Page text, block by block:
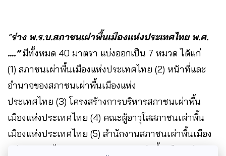
“ร่าง พ.ร.บ.สภาชนเผ่าพื้นเมืองแห่งประเทศไทย พ.ศ.
….” มีทั้งหมด 40 มาตรา แบ่งออกเป็น 7 หมวด ได้แก่
(1) สภาชนเผ่าพื้นเมืองแห่งประเทศไทย (2) หน้าที่และ
อำนาจของสภาชนเผ่าพื้นเมืองแห่ง
ประเทศไทย (3) โครงสร้างการบริหารสภาชนเผ่าพื้น
เมืองแห่งประเทศไทย (4) คณะผู้อาวุโสสภาชนเผ่าพื้น
เมืองแห่งประเทศไทย (5) สำนักงานสภาชนเผ่าพื้นเมือง